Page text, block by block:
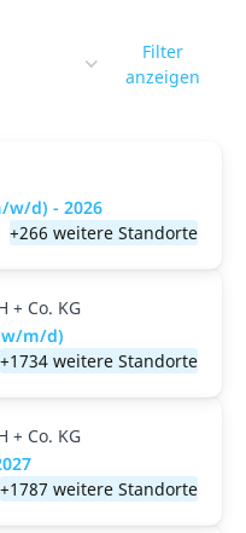
Filter
anzeigen
w/d) - 2026
+266 weitere Standorte
+ Co. KG
m/d)
+1734 weitere Standorte
+ Co. KG
+1787 weitere Standorte